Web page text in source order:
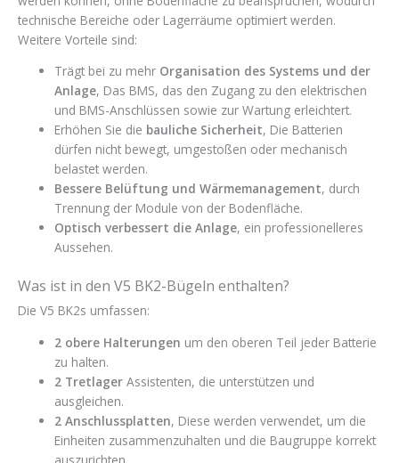
technische Bereiche oder Lagerräume optimiert werden.
Weitere Vorteile sind:
Trägt bei zu mehr Organisation des Systems und der
Anlage, Das BMS, das den Zugang zu den elektrischen
und BMS-Anschlüssen sowie zur Wartung erleichtert.
Erhöhen Sie die bauliche Sicherheit, Die Batterien
dürfen nicht bewegt, umgestoßen oder mechanisch
belastet werden.
Bessere Belüftung und Wärmemanagement, durch
Trennung der Module von der Bodenfläche.
Optisch verbessert die Anlage, ein professionelleres
Aussehen.
Was ist in den V5 BK2-Bügeln enthalten?
Die V5 BK2s umfassen:
2 obere Halterungen um den oberen Teil jeder Batterie
zu halten.
2 Tretlager Assistenten, die unterstützen und
ausgleichen.
2 Anschlussplatten, Diese werden verwendet, um die
Einheiten zusammenzuhalten und die Baugruppe korrekt
auszurichten.